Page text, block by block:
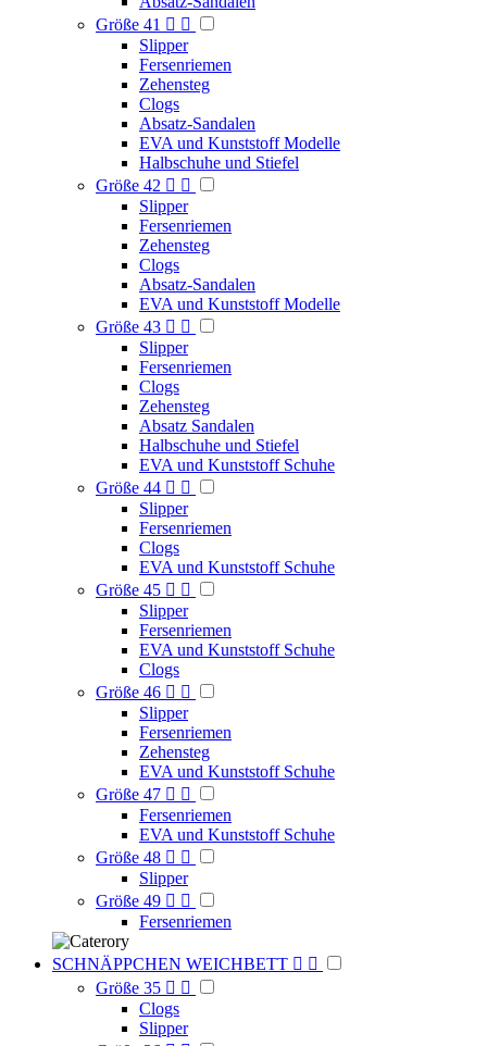
Größe 41  
Slipper
Fersenriemen
Zehensteg
Clogs
Absatz-Sandalen
EVA und Kunststoff Modelle
Halbschuhe und Stiefel
Größe 42  
Slipper
Fersenriemen
Zehensteg
Clogs
Absatz-Sandalen
EVA und Kunststoff Modelle
Größe 43  
Slipper
Fersenriemen
Clogs
Zehensteg
Absatz Sandalen
Halbschuhe und Stiefel
EVA und Kunststoff Schuhe
Größe 44  
Slipper
Fersenriemen
Clogs
EVA und Kunststoff Schuhe
Größe 45  
Slipper
Fersenriemen
EVA und Kunststoff Schuhe
Clogs
Größe 46  
Slipper
Fersenriemen
Zehensteg
EVA und Kunststoff Schuhe
Größe 47  
Fersenriemen
EVA und Kunststoff Schuhe
Größe 48  
Slipper
Größe 49  
Fersenriemen
SCHNÄPPCHEN WEICHBETT  
Größe 35  
Clogs
Slipper